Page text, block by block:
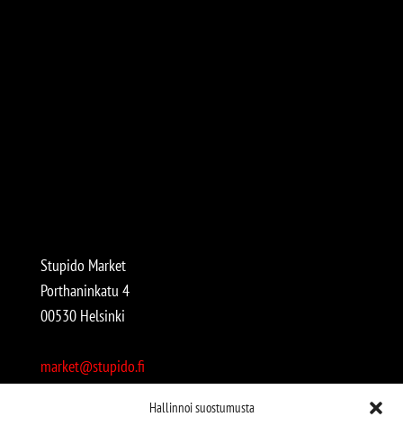
Hallinnoi suostumusta
Stupido Market
Porthaninkatu 4
00530 Helsinki
market@stupido.fi